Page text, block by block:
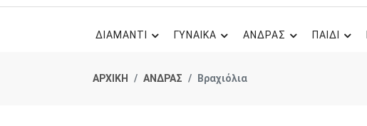
ΔΙΑΜΑΝΤΙ ΓΥΝΑΙΚΑ ΑΝΔΡΑΣ ΠΑΙΔΙ
ΑΡΧΙΚΗ ΑΝΔΡΑΣ Βραχιόλια